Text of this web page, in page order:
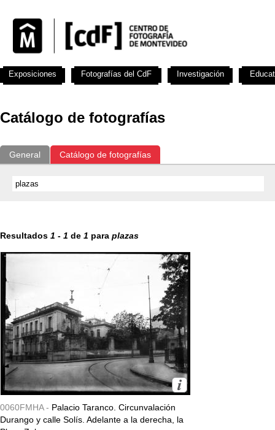
Catálogo de fotografías
General Catálogo de fotografías
Resultados 1 - 1 de 1 para plazas
0060FMHA - Palacio Taranco. Circunvalación
Durango y calle Solís. Adelante a la derecha, la
Exposiciones Fotografías del CdF Investigación